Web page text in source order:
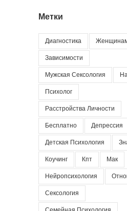
Метки
Диагностика
Зависимости
Мужская Сексология
Психолог
Расстройства Личности
Бесплатно Депрессия
Детская Психология
Коучинг Кпт Мак
Нейропсихология
Сексология